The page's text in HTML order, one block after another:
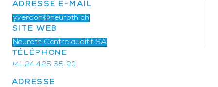
ADRESSE E-MAIL
yverdon@neuroth.ch
SITE WEB
Neuroth Centre auditif SA
TÉLÉPHONE
+41 24 425 65 20
ADRESSE